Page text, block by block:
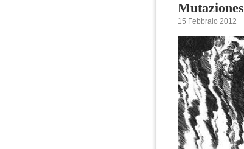
Mutaziones
15 Febbraio 2012